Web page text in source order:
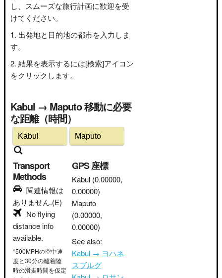
し、スムーズな旅行計画に歓迎を受
けてください。
出発地と目的地の都市を入力しま
す。
結果を表示するには[検索]アイコン
をクリックします。
Kabul → Maputo 移動に必要
な距離（時間）
Transport
Methods
関連情報は
ありません.(E)
No flying
distance info
available.
*500MPHの空中速
度と30分の離着陸
時の滑走時間を仮定
GPS 座標
Kabul (0.00000,
0.00000)
Maputo
(0.00000,
0.00000)
See also:
Kabul → ヨハネ
スブルグ